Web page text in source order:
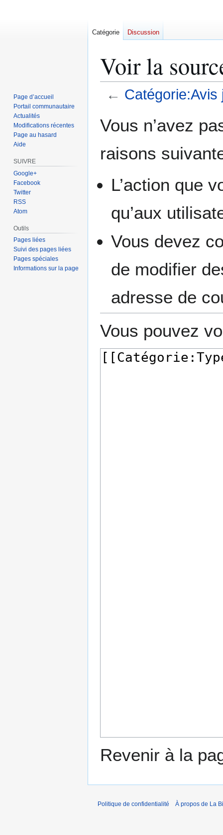
Voir la
← Catégorie:Avis
à
navigation
à
recherche
Vous n’avez
raisons
L’action que
qu’aux
Vous devez
de modifier
adresse de
Vous pouvez
Revenir à la
Catégorie Discussion
Page d’accueil
Portail communautaire
Actualités
Modifications récentes
Page au hasard
Aide
SUIVRE
Google+
Facebook
Twitter
RSS
Atom
Outils
Pages liées
Suivi des pages liées
Pages spéciales
Informations sur la page
Politique de confidentialité À propos de La